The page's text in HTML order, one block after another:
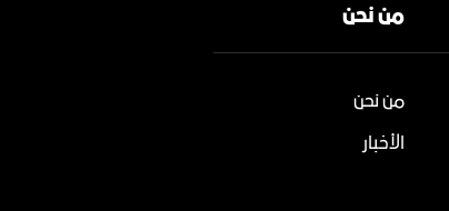
من نحن
من نحن
الأخبار